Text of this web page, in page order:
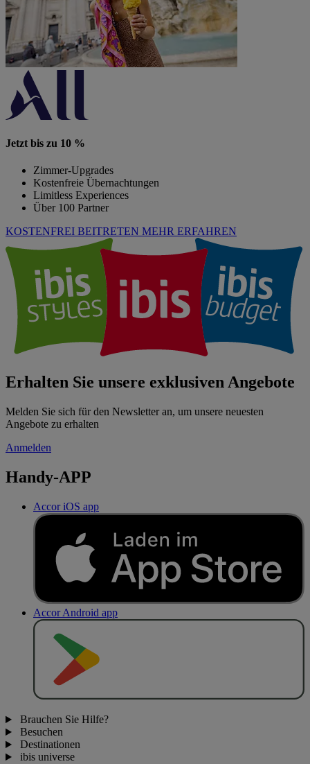
Jetzt bis zu 10 %
Zimmer-Upgrades
Kostenfreie Übernachtungen
Limitless Experiences
Über 100 Partner
KOSTENFREI BEITRETEN MEHR ERFAHREN
Erhalten Sie unsere exklusiven Angebote
Melden Sie sich für den Newsletter an, um unsere neuesten
Angebote zu erhalten
Anmelden
Handy-APP
Accor iOS app
Accor Android app
Brauchen Sie Hilfe?
Besuchen
Destinationen
ibis universe